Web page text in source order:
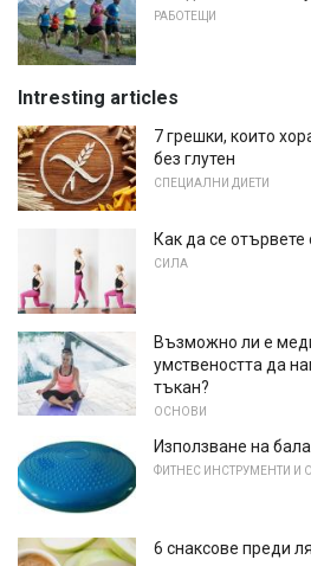
РАБОТЕЩИ
Intresting articles
7 грешки, които
без глутен
СПЕЦИАЛНИ ДИЕТИ
Как да се
СИЛА
Възможно ли е
умствеността да
тъкан?
ОСНОВИ
Използване на
ФИТНЕС ИНСТРУМЕНТИ И
6 снаксове преди